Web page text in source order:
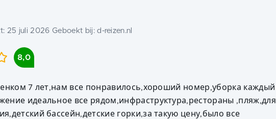
25 juli 2026 Geboekt bij:d-reizen.nl
8,0
7 лет,нам все понравилось,хороший номер,уборка каждый
идеальное все рядом,инфраструктура,рестораны ,пляж,для
бассейн,детские горки,за такую цену,было все